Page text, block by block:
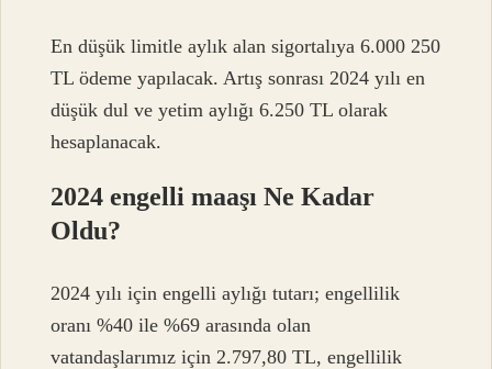
En düşük limitle aylık alan sigortalıya 6.000 250
TL ödeme yapılacak. Artış sonrası 2024 yılı en
düşük dul ve yetim aylığı 6.250 TL olarak
hesaplanacak.
2024 engelli maaşı Ne Kadar
Oldu?
2024 yılı için engelli aylığı tutarı; engellilik
oranı %40 ile %69 arasında olan
vatandaşlarımız için 2.797,80 TL, engellilik